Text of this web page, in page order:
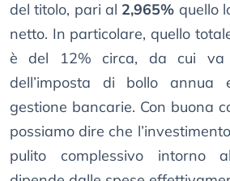
del titolo, pari al 2,965% quello
netto. In particolare, quello
è del 12% circa, da cui va
dell’imposta di bollo
gestione bancarie. Con buona
possiamo dire che
pulito complessivo intorno